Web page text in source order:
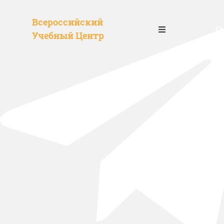
Всероссийский
Учебный Центр